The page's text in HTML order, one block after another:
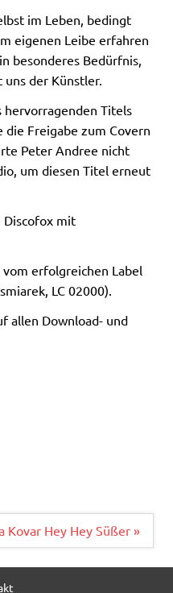
im Leben, bedingt
eigenen Leibe erfahren
besonderes Bedürfnis,
uns der Künstler.
Titels
Freigabe zum Covern
Peter Andree nicht
um diesen Titel erneut
Discofox mit
erfolgreichen Label
LC 02000).
allen Download- und
Kovar Hey Hey Süßer »